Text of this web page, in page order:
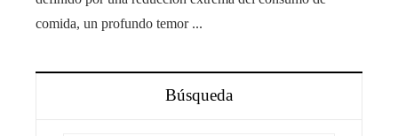
comida, un profundo temor ...
Búsqueda